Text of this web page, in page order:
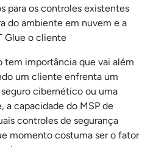
para os controles existentes
do ambiente em nuvem e a
Glue o cliente
tem importância que vai além
um cliente enfrenta um
cibernético ou uma
a capacidade do MSP de
controles de segurança
momento costuma ser o fator